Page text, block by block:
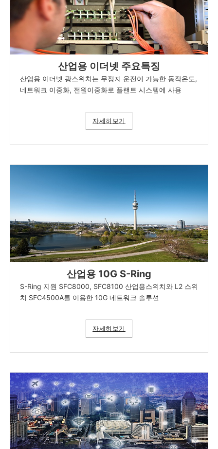
산업용 이더넷 주요특징
산업용 이더넷 광스위치는 무정지 운전이 가능한 동작온도,
네트워크 이중화, 전원이중화로 플랜트 시스템에 사용
자세히보기
산업용 10G S-Ring
S-Ring 지원 SFC8000, SFC8100 산업용스위치와 L2 스위
치 SFC4500A를 이용한 10G 네트워크 솔루션
자세히보기